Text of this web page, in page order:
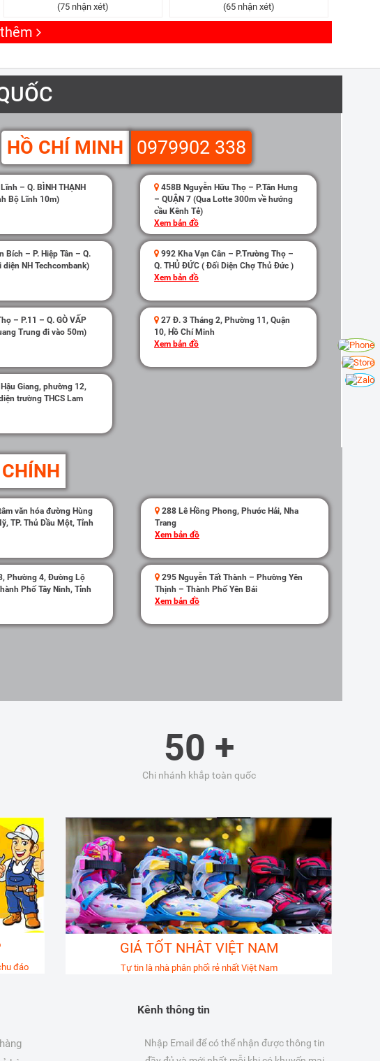
(75 nhận xét) (65 nhận xét)
HỒ CHÍ MINH 0979902 338
– Q. BÌNH THẠNH
Bộ Lĩnh 10m)
458B Nguyễn Hữu Thọ – P.Tân Hưng
– QUẬN 7 (Qua Lotte 300m về hướng
cầu Kênh Tẻ)
Xem bản đồ
Bích – P. Hiệp Tân – Q.
diện NH Techcombank)
992 Kha Vạn Cân – P.Trường Thọ –
Q. THỦ ĐỨC ( Đối Diện Chợ Thủ Đức )
Xem bản đồ
– P.11 – Q. GÒ VẤP
Trung đi vào 50m)
27 Đ. 3 Tháng 2, Phường 11, Quận
10, Hồ Chí Minh
Xem bản đồ
Giang, phường 12,
trường THCS Lam
văn hóa đường Hùng
TP. Thủ Dầu Một, Tỉnh
288 Lê Hồng Phong, Phước Hải, Nha
Trang
Xem bản đồ
Phường 4, Đường Lộ
Phố Tây Ninh, Tỉnh
295 Nguyễn Tất Thành – Phường Yên
Thịnh – Thành Phố Yên Bái
Xem bản đồ
50 +
Chi nhánh khắp toàn quốc
đáo
GIÁ TỐT NHÂT VIỆT NAM
Tự tin là nhà phân phối rẻ nhất Việt Nam
Kênh thông tin
Nhập Email để có thể nhận được thông tin